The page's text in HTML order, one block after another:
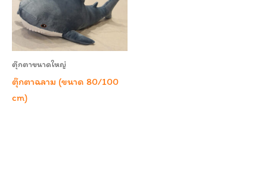
ตุ๊กตาขนาดใหญ่
ตุ๊กตาฉลาม (ขนาด 80/100
cm)